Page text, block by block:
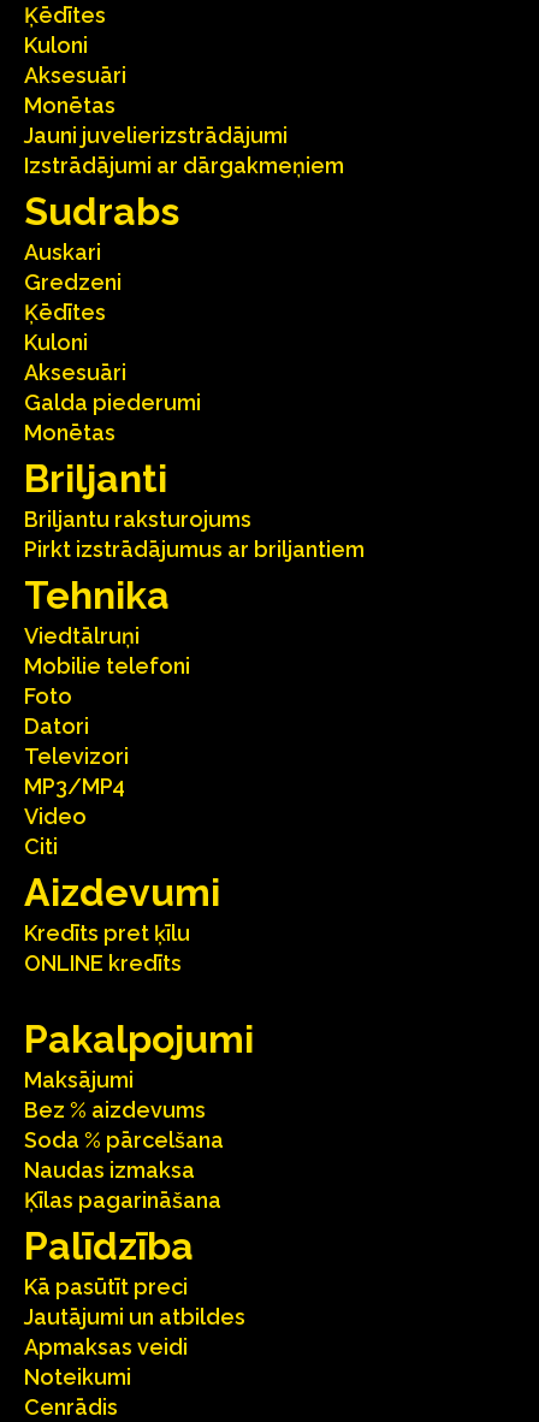
Ķēdītes
Kuloni
Aksesuāri
Monētas
Jauni juvelierizstrādājumi
Izstrādājumi ar dārgakmeņiem
Sudrabs
Auskari
Gredzeni
Ķēdītes
Kuloni
Aksesuāri
Galda piederumi
Monētas
Briljanti
Briljantu raksturojums
Pirkt izstrādājumus ar briljantiem
Tehnika
Viedtālruņi
Mobilie telefoni
Foto
Datori
Televizori
MP3/MP4
Video
Citi
Aizdevumi
Kredīts pret ķīlu
ONLINE kredīts
Pakalpojumi
Maksājumi
Bez % aizdevums
Soda % pārcelšana
Naudas izmaksa
Ķīlas pagarināšana
Palīdzība
Kā pasūtīt preci
Jautājumi un atbildes
Apmaksas veidi
Noteikumi
Cenrādis